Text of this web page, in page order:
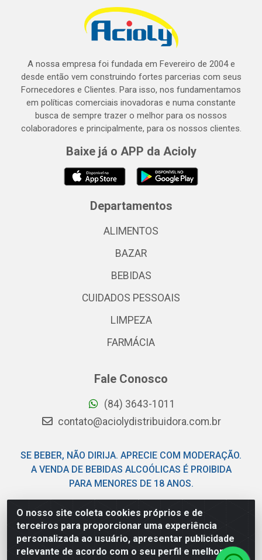
O nosso site coleta cookies próprios e de
terceiros para proporcionar uma experiência
personalizada ao usuário, apresentar publicidade
relevante de acordo com o seu perfil e melhorar a
A nossa empresa foi fundada em Fevereiro de 2004 e
desde então vem construindo fortes parcerias com seus
Fornecedores e Clientes. Para isso, nos fundamentamos
em políticas comerciais inovadoras e numa constante
busca de sempre trazer o melhor para os nossos
colaboradores e principalmente, para os nossos clientes.
Baixe já o APP da Acioly
Departamentos
ALIMENTOS
BAZAR
BEBIDAS
CUIDADOS PESSOAIS
LIMPEZA
FARMÁCIA
Fale Conosco
(84) 3643-1011
contato@aciolydistribuidora.com.br
SE BEBER, NÃO DIRIJA. APRECIE COM MODERAÇÃO.
A VENDA DE BEBIDAS ALCOÓLICAS É PROIBIDA
PARA MENORES DE 18 ANOS.
Acioly Distribuidora - Av Piloto Pereira Tim - Parque de
Exposições - Parnamirim/RN - CEP 59146-480 - CNPJ
06.029.901/0001-92